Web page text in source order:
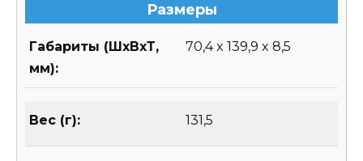
Размеры
Габариты (ШхВхТ,
мм):
70,4 x 139,9 x 8,5
Вес (г): 131,5